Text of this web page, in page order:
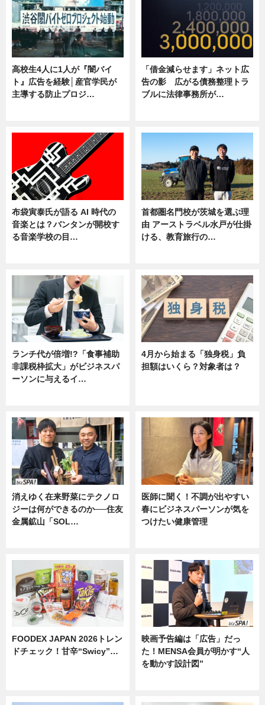
高校生4人に1人が『闇バイ
ト』広告を経験│産官学民が
主導する防止プロジ…
「借金減らせます」ネット広
告の影 広がる債務整理トラ
ブルに法律事務所が…
布袋寅泰氏が語る AI 時代の
音楽とは？バンタンが開校す
る音楽学校の目…
首都圏名門校が茨城を選ぶ理
由 アーストラベル水戸が仕掛
ける、教育旅行の…
ランチ代が倍増!?「食事補助
非課税枠拡大」がビジネスパ
ーソンに与えるイ…
4月から始まる「独身税」負
担額はいくら？対象者は？
消えゆく在来野菜にテクノロ
ジーは何ができるのか──住友
金属鉱山「SOL…
医師に聞く！不調が出やすい
春にビジネスパーソンが気を
つけたい健康管理
FOODEX JAPAN 2026トレン
ドチェック！甘辛“Swicy”…
映画予告編は「広告」だっ
た！MENSA会員が明かす“人
を動かす設計図”